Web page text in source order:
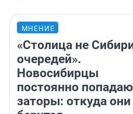
МНЕНИЕ
«Столица не
очередей».
Новосибирцы
постоянно
заторы: откуда они